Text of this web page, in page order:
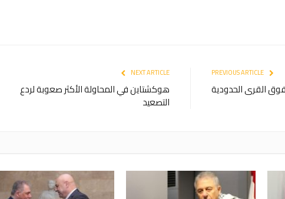
القرى الحدودية
NEXT ARTICLE
هوكشتاين في المحاولة الأكثر صعوبة لردع
التصعيد